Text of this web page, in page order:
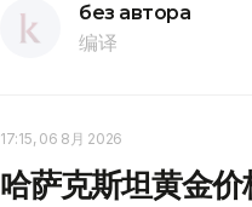
без автора
编译
17:15, 06 8月 2026
哈萨克斯坦黄金